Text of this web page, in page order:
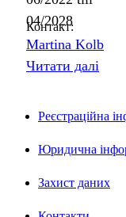
04/2028
Контакт:
Martina Kolb
Читати далі
Реєстраційна
Юридична
Захист даних